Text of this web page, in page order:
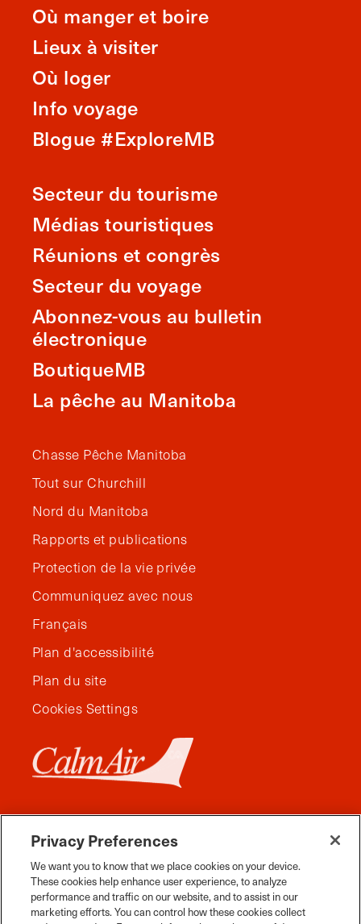
Où manger et boire
Lieux à visiter
Où loger
Info voyage
Blogue #ExploreMB
Secteur du tourisme
Médias touristiques
Réunions et congrès
Secteur du voyage
Abonnez-vous au bulletin
électronique
BoutiqueMB
La pêche au Manitoba
Chasse Pêche Manitoba
Tout sur Churchill
Nord du Manitoba
Rapports et publications
Protection de la vie privée
Communiquez avec nous
Français
Plan d'accessibilité
Plan du site
Cookies Settings
Privacy Preferences
We want you to know that we place cookies on your device.
These cookies help enhance user experience, to analyze
performance and traffic on our website, and to assist in our
marketing efforts. You can control how these cookies collect